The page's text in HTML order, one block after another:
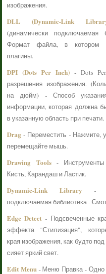
изображения.
DLL (Dynamic-Link
(динамически подключаемая
Формат файла, в котором
плагины.
DPI (Dots Per Inch)- Dots
разрешения изображения.
на дюйм) - Способ
информации, которая должна
в указанную область при печати.
Drag- Переместить - Нажмите,
перемещайте мышь.
Drawing Tools- Инструменты
Кисть, Карандаш и Ластик.
Dynamic-Link Library -
подключаемая библиотека -
Edge Detect - Подсвеченные
эффекта "Стилизация",
края изображения, как будто
сияет яркий свет.
Edit Menu- Меню Правка - Одно